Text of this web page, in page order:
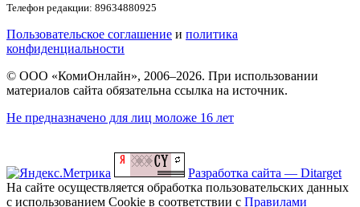
Телефон редакции: 89634880925
Пользовательское соглашение и политика
конфиденциальности
© ООО «КомиОнлайн», 2006–2026. При использовании
материалов сайта обязательна ссылка на источник.
Не предназначено для лиц моложе 16 лет
Разработка сайта — Ditarget
На сайте осуществляется обработка пользовательских данных
с использованием Cookie в соответствии с Правилами